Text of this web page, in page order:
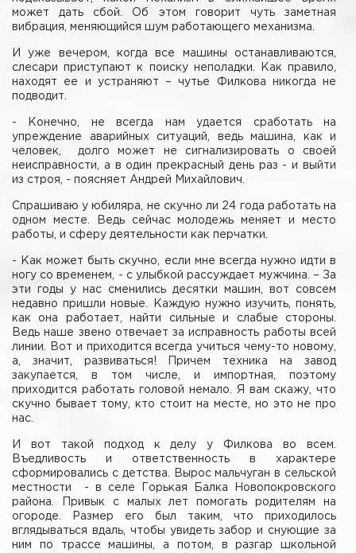
может дать сбой. Об этом говорит чуть заметная
вибрация, меняющийся шум работающего механизма.
И уже вечером, когда все машины останавливаются,
слесари приступают к поиску неполадки. Как правило,
находят ее и устраняют – чутье Филкова никогда не
подводит.
- Конечно, не всегда нам удается сработать на
упреждение аварийных ситуаций, ведь машина, как и
человек, долго может не сигнализировать о своей
неисправности, а в один прекрасный день раз - и выйти
из строя, - поясняет Андрей Михайлович.
Спрашиваю у юбиляра, не скучно ли 24 года работать на
одном месте. Ведь сейчас молодежь меняет и место
работы, и сферу деятельности как перчатки.
- Как может быть скучно, если мне всегда нужно идти в
ногу со временем, - с улыбкой рассуждает мужчина. – За
эти годы у нас сменились десятки машин, вот совсем
недавно пришли новые. Каждую нужно изучить, понять,
как она работает, найти сильные и слабые стороны.
Ведь наше звено отвечает за исправность работы всей
линии. Вот и приходится всегда учиться чему-то новому,
а, значит, развиваться! Причем техника на завод
закупается, в том числе, и импортная, поэтому
приходится работать головой немало. Я вам скажу, что
скучно бывает тому, кто стоит на месте, но это не про
нас.
И вот такой подход к делу у Филкова во всем.
Въедливость и ответственность в характере
сформировались с детства. Вырос мальчуган в сельской
местности - в селе Горькая Балка Новопокровского
района. Привык с малых лет помогать родителям на
огороде. Размер его был таким, что приходилось
вглядываться вдаль, чтобы увидеть забор и снующие за
ним по трассе машины, а потом, в разгар школьной